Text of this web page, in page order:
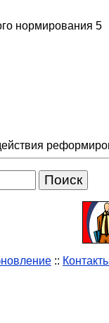
нормирования 5
::